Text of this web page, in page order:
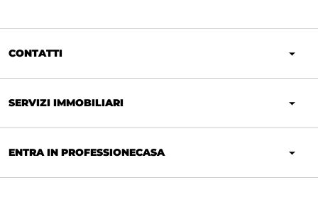
CONTATTI
SERVIZI IMMOBILIARI
ENTRA IN PROFESSIONECASA